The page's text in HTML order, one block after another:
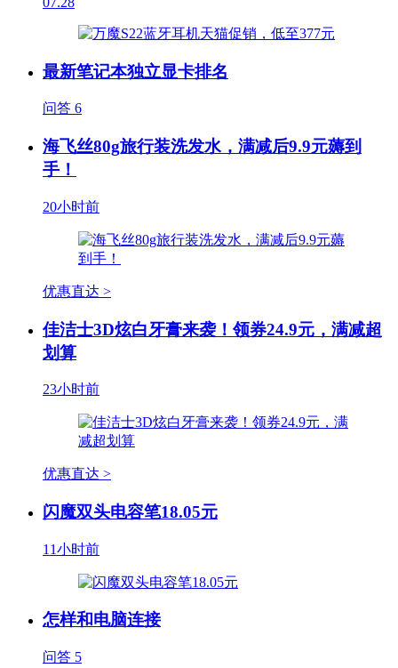
最新笔记本独立显卡排名
问答 6
海飞丝80g旅行装洗发水，满减后9.9元薅到
手！
20小时前
优惠直达 >
佳洁士3D炫白牙膏来袭！领券24.9元，满减超
划算
23小时前
优惠直达 >
闪魔双头电容笔18.05元
11小时前
怎样和电脑连接
问答 5